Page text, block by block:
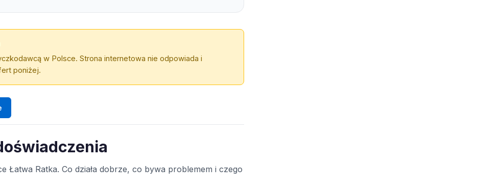
w Polsce. Strona internetowa nie odpowiada i
poniżej.
Łatwa Ratka. Co działa dobrze, co bywa problemem i czego